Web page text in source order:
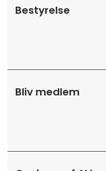
Bestyrelse
Bliv medlem